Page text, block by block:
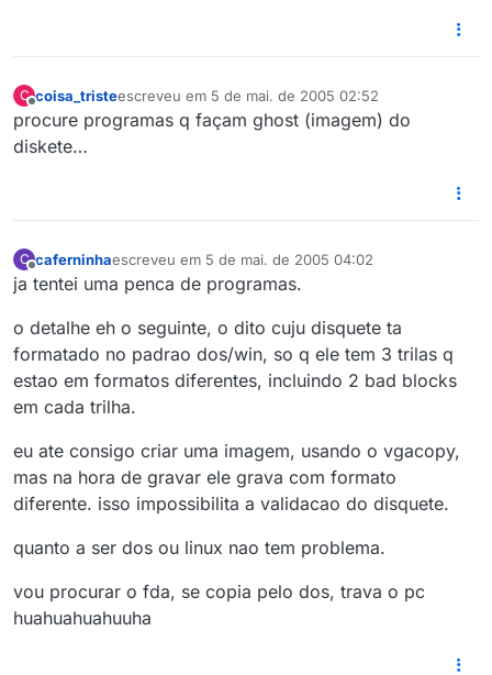
C coisa_tristeescreveu em 5 de mai. de 2005 02:52
última edição por
procure programas q façam ghost (imagem) do
diskete…
C
Offline
caferninhaescreveu em 5 de mai. de 2005 04:02
última edição por
ja tentei uma penca de programas.
o detalhe eh o seguinte, o dito cuju disquete ta
formatado no padrao dos/win, so q ele tem 3 trilas q
estao em formatos diferentes, incluindo 2 bad blocks
em cada trilha.
eu ate consigo criar uma imagem, usando o vgacopy,
mas na hora de gravar ele grava com formato
diferente. isso impossibilita a validacao do disquete.
quanto a ser dos ou linux nao tem problema.
vou procurar o fda, se copia pelo dos, trava o pc
huahuahuahuuha